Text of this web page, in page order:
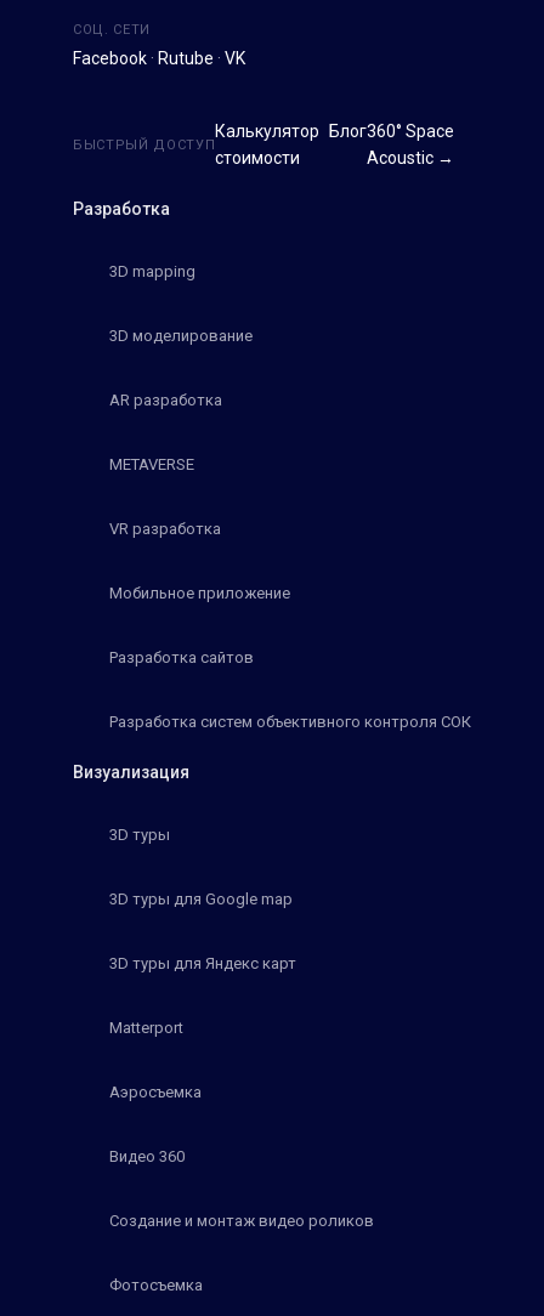
СОЦ. СЕТИ
Facebook · Rutube · VK
Разработка
3D mapping
3D моделирование
AR разработка
METAVERSE
VR разработка
Мобильное приложение
Разработка сайтов
Разработка систем объективного контроля СОК
Визуализация
3D туры
3D туры для Google map
3D туры для Яндекс карт
Matterport
Аэросъемка
Видео 360
Создание и монтаж видео роликов
Фотосъемка
БЫСТРЫЙ ДОСТУП
Калькулятор
стоимости
Блог360° Space
Acoustic →